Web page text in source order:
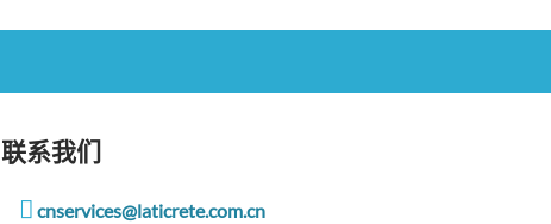
联系我们
cnservices@laticrete.com.cn